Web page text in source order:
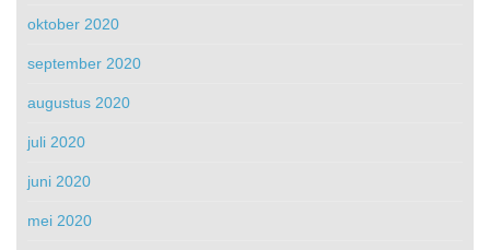
oktober 2020
september 2020
augustus 2020
juli 2020
juni 2020
mei 2020